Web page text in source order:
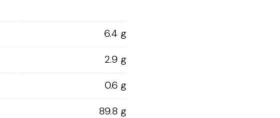
6.4 g
2.9 g
0.6 g
89.8 g